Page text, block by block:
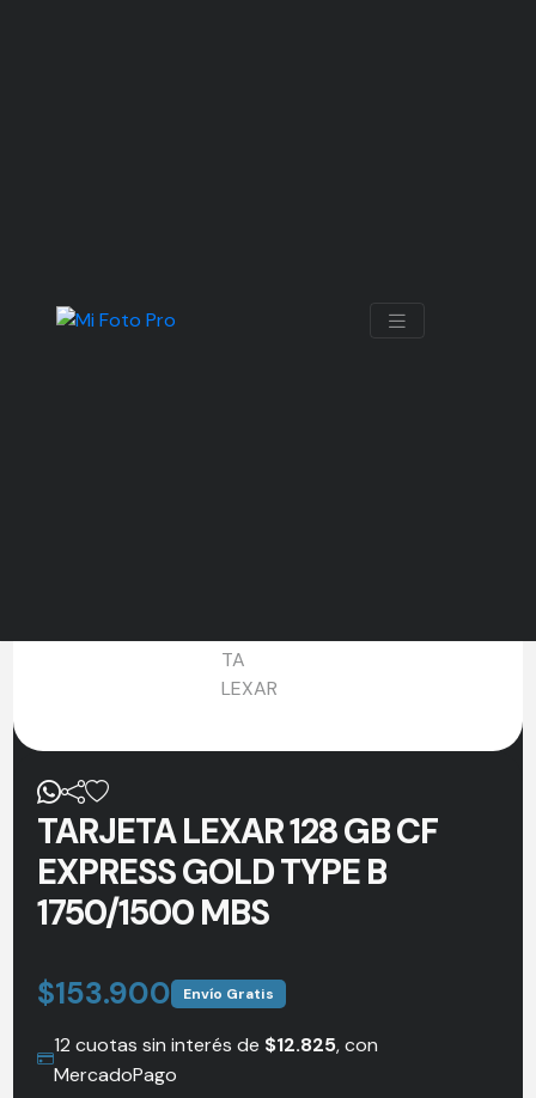
TARJETA LEXAR 128 GB CF
EXPRESS GOLD TYPE B
1750/1500 MBS
$153.900 Envío Gratis
12 cuotas sin interés de $12.825, con
MercadoPago